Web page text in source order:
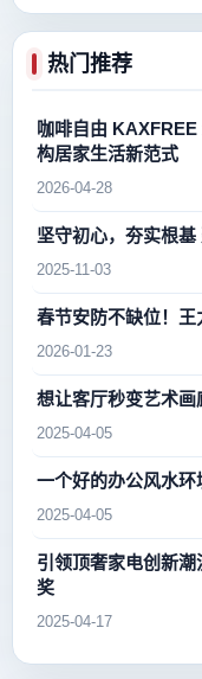
热门推荐
咖啡自由
构居家生活新范式
2026-04-28
2025-11-03
春节安防不缺位！王
2026-01-23
想让客厅秒变艺术
2025-04-05
一个好的办公风水环
2025-04-05
引领顶奢家电创新
奖
2025-04-17